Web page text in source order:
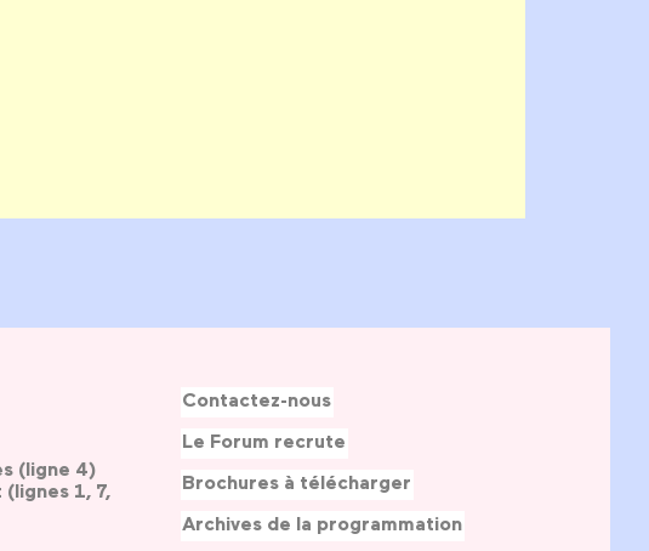
(ligne 4)
1, 7,
Contactez-nous
Le Forum recrute
Brochures à télécharger
Archives de la programmation